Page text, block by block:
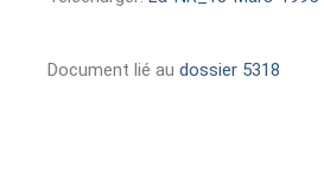
Document lié au dossier 5318